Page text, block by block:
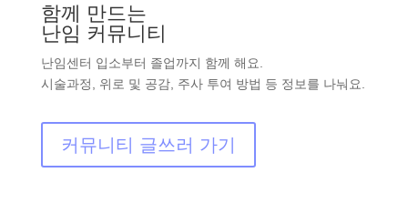
함께 만드는
난임 커뮤니티
난임센터 입소부터 졸업까지 함께 해요.
시술과정, 위로 및 공감, 주사 투여 방법 등 정보를 나눠요.
커뮤니티 글쓰러 가기